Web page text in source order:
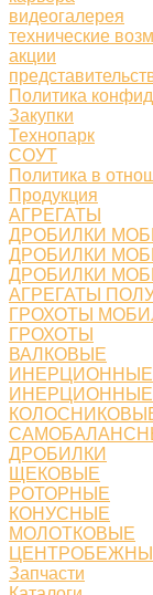
видеогалерея
технические
акции
Политика
Закупки
Технопарк
СОУТ
Политика в
Продукция
АГРЕГАТЫ
ДРОБИЛКИ
ДРОБИЛКИ
ДРОБИЛКИ
АГРЕГАТЫ
ГРОХОТЫ
ГРОХОТЫ
ВАЛКОВЫЕ
ИНЕРЦИОННЫЕ
ДРОБИЛКИ
ЩЕКОВЫЕ
РОТОРНЫЕ
КОНУСНЫЕ
МОЛОТКОВЫЕ
Запчасти